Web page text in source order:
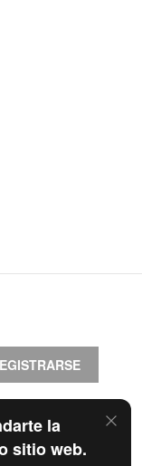
la
sitio web.